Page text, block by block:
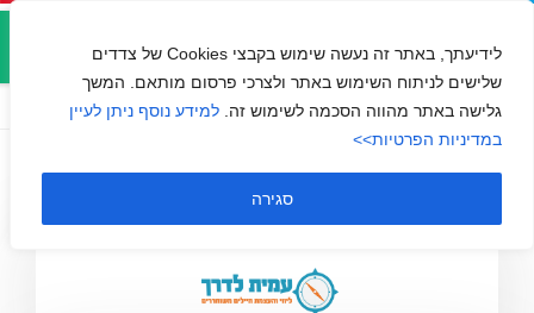
לידיעתך, באתר זה נעשה שימוש בקבצי Cookies של צדדים
שלישים לניתוח השימוש באתר ולצרכי פרסום מותאם. המשך
גלישה באתר מהווה הסכמה לשימוש זה. למידע נוסף ניתן לעיין
במדיניות הפרטיות>>
סגירה
עמית לדרך – ליווי והעצמת
חיילים משוחררים